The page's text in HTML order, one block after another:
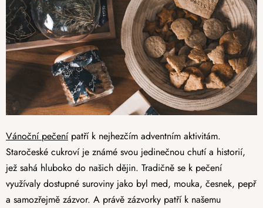
Vánoční pečenípatří k nejhezčím adventním aktivitám.
Staročeské cukroví je známé svou jedinečnou chutí a historií,
jež sahá hluboko do našich dějin. Tradičně se k pečení
využívaly dostupné suroviny jako byl med, mouka, česnek, pepř
a samozřejmě zázvor. A právě zázvorky patří k našemu